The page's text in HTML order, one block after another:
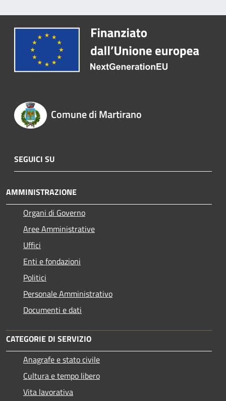
Comune di Martirano
SEGUICI SU
AMMINISTRAZIONE
Organi di Governo
Aree Amministrative
Uffici
Enti e fondazioni
Politici
Personale Amministrativo
Documenti e dati
CATEGORIE DI SERVIZIO
Anagrafe e stato civile
Cultura e tempo libero
Vita lavorativa